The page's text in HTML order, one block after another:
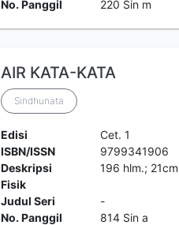
No. Panggil
220 Sin m
AIR KATA-KATA
Sindhunata
Edisi
Cet. 1
ISBN/ISSN
9799341906
Deskripsi
Fisik
196 hlm.; 21cm
Judul Seri
-
No. Panggil
814 Sin a